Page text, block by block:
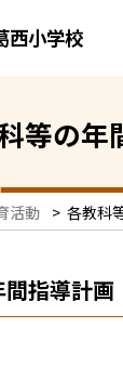
西小学校
等の年
活動 > 各教科
指導計画